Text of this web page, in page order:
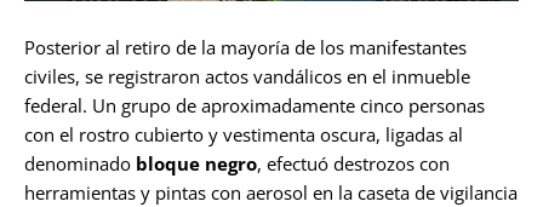
Posterior al retiro de la mayoría de los manifestantes
civiles, se registraron actos vandálicos en el inmueble
federal. Un grupo de aproximadamente cinco personas
con el rostro cubierto y vestimenta oscura, ligadas al
denominado bloque negro, efectuó destrozos con
herramientas y pintas con aerosol en la caseta de vigilancia